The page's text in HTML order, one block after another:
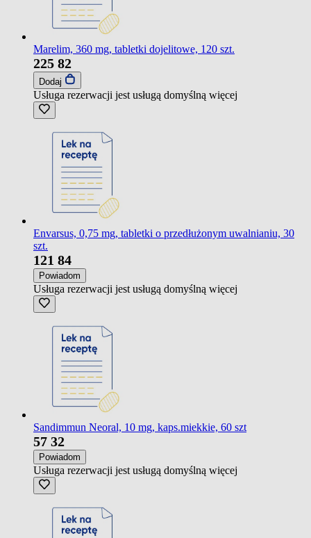
Marelim, 360 mg, tabletki dojelitowe, 120 szt.
225 82
Dodaj
Usługa rezerwacji jest usługą domyślną więcej
Envarsus, 0,75 mg, tabletki o przedłużonym uwalnianiu, 30
szt.
121 84
Powiadom
Usługa rezerwacji jest usługą domyślną więcej
Sandimmun Neoral, 10 mg, kaps.miekkie, 60 szt
57 32
Powiadom
Usługa rezerwacji jest usługą domyślną więcej